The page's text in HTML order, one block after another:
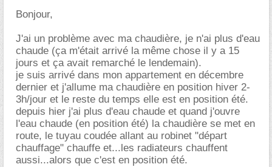
Bonjour,
J'ai un problème avec ma chaudière, je n'ai plus d'eau
chaude (ça m'était arrivé la même chose il y a 15
jours et ça avait remarché le lendemain).
je suis arrivé dans mon appartement en décembre
dernier et j'allume ma chaudière en position hiver 2-
3h/jour et le reste du temps elle est en position été.
depuis hier j'ai plus d'eau chaude et quand j'ouvre
l'eau chaude (en position été) la chaudière se met en
route, le tuyau coudée allant au robinet "départ
chauffage" chauffe et...les radiateurs chauffent
aussi...alors que c'est en position été.